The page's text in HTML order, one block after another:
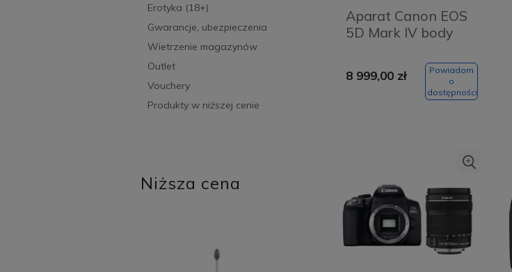
Erotyka (18+)
Gwarancje, ubezpieczenia
Wietrzenie magazynów
Outlet
Vouchery
Produkty w niższej cenie
Niższa cena
Aparat Canon EOS
5D Mark IV body
8 999,00 zł
Powiadom
o
dostępności